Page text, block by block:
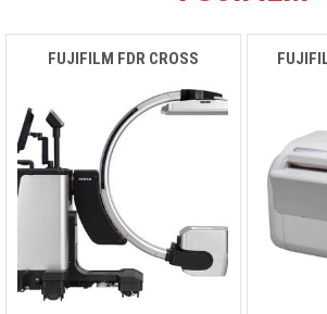
FUJIFILM FDR CROSS